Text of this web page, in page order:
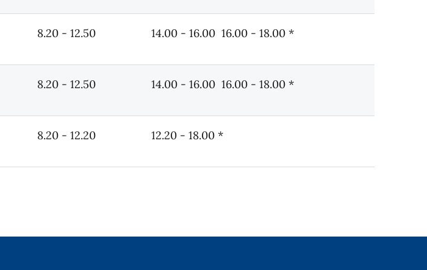
8.20 - 12.50 14.00 - 16.00 16.00 - 18.00 *
8.20 - 12.50 14.00 - 16.00 16.00 - 18.00 *
8.20 - 12.20 12.20 - 18.00 *